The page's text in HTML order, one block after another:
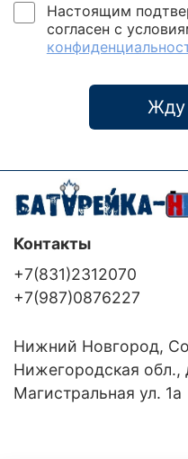
Настоящим
согласен с
Жду
Контакты
+7(831)2312070
+7(987)0876227
Нижний Новгород,
Нижегородская обл.,
Магистральная ул. 1а